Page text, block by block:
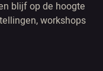
blijf op de hoogte
workshops